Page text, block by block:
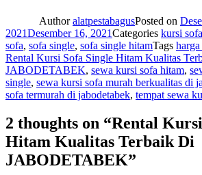
AuthoralatpestabagusPosted on
2021Desember 16, 2021Categories kursi sofa
sofa, sofa single, sofa single hitamTags
Rental Kursi Sofa Single Hitam Kualitas
JABODETABEK, sewa kursi sofa hitam,
single, sewa kursi sofa murah berkualitas di
sofa termurah di jabodetabek, tempat sewa
2 thoughts on “Rental
Hitam Kualitas Terbaik Di
JABODETABEK”